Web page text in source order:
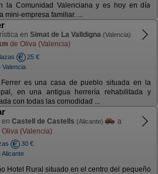
la Comunidad Valenciana y es hoy en día
mini-empresa familiar. ...
en Simat de La Valldigna (Valencia)
de Oliva (Valencia)
25 €
Valencia
es una casa de pueblo situada en la
en una antigua herrería rehabilitada y
con todas las comodidad ...
en Castell de Castells (Alicante)
a
Oliva (Valencia)
30 €
Alicante
Hotel Rural situado en el centro del pequeño